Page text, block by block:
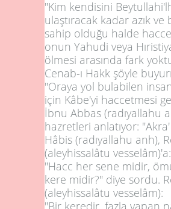
"Kim kendisini
ulaştıracak kadar azık ve
sahip olduğu halde
onun Yahudi veya
ölmesi arasında fark
Cenab-ı Hakk şöyle
"Oraya yol bulabilen
için Kâbe'yi haccetmesi
İbnu Abbas (radıyallahu
hazretleri anlatıyor:
Hâbis (radıyallahu anh),
(aleyhissalâtu vesselâm)'a:
"Hacc her sene midir,
kere midir?" diye sordu.
(aleyhissalâtu vesselâm):
"Bir keredir, fazla yapan